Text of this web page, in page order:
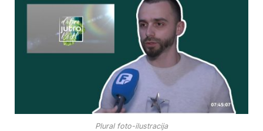
Plural foto-ilustracija